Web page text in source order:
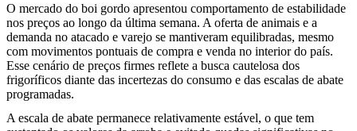
O mercado do boi gordo apresentou comportamento de estabilidade
nos preços ao longo da última semana. A oferta de animais e a
demanda no atacado e varejo se mantiveram equilibradas, mesmo
com movimentos pontuais de compra e venda no interior do país.
Esse cenário de preços firmes reflete a busca cautelosa dos
frigoríficos diante das incertezas do consumo e das escalas de abate
programadas.
A escala de abate permanece relativamente estável, o que tem